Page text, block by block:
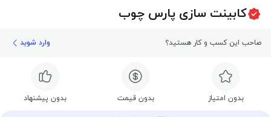
کابینت سازی پارس چوب
صاحب این کسب و کار هستید؟ وارد شوید
بدون امتیاز بدون قیمت بدون پیشنهاد